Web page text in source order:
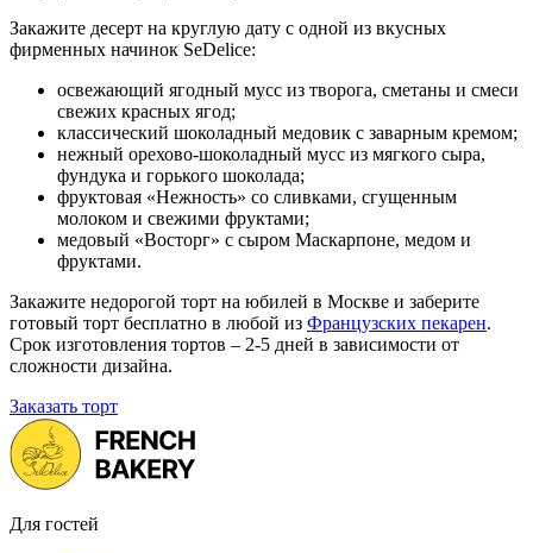
Закажите десерт на круглую дату с одной из вкусных
фирменных начинок SeDelice:
освежающий ягодный мусс из творога, сметаны и смеси
свежих красных ягод;
классический шоколадный медовик с заварным кремом;
нежный орехово-шоколадный мусс из мягкого сыра,
фундука и горького шоколада;
фруктовая «Нежность» со сливками, сгущенным
молоком и свежими фруктами;
медовый «Восторг» с сыром Маскарпоне, медом и
фруктами.
Закажите недорогой торт на юбилей в Москве и заберите
готовый торт бесплатно в любой из Французских пекарен.
Срок изготовления тортов – 2-5 дней в зависимости от
сложности дизайна.
Заказать торт
Для гостей